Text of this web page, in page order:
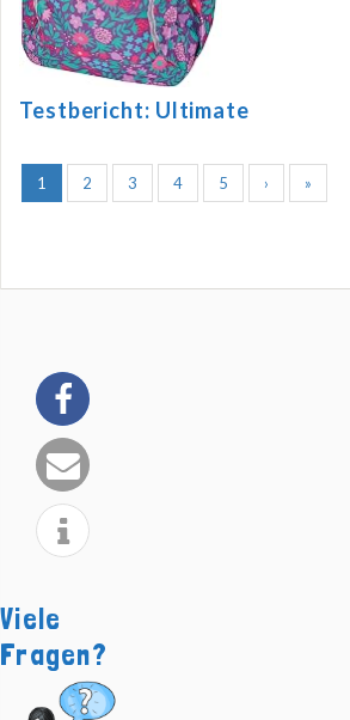
Testbericht: Ultimate
1 2 3 4 5 › »
Viele
Fragen?